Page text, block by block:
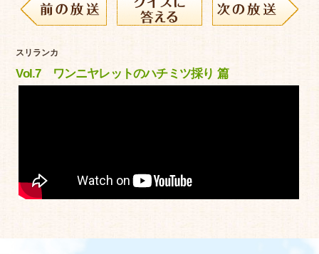
スリランカ
Vol.7 ワンニヤレットのハチミツ採り 篇